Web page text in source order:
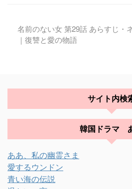
名前のない女 第29話 あらすじ・
｜復讐と愛の物語
サイト内検
韓国ドラマ
ああ、私の幽霊さま
愛するウンドン
青い海の伝説